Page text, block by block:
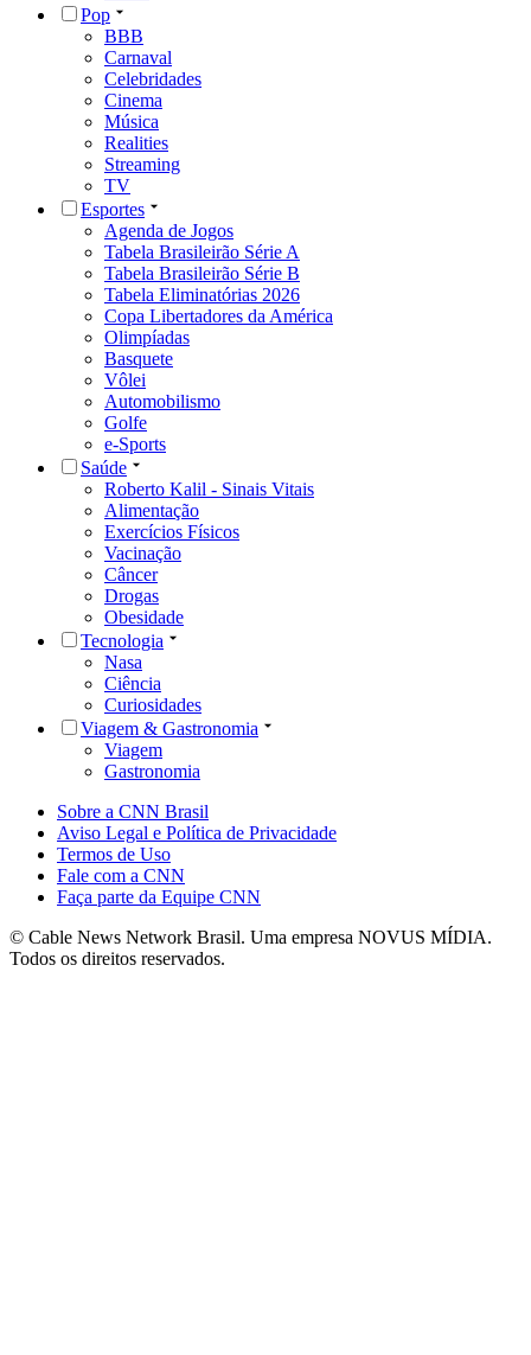
Pop
BBB
Carnaval
Celebridades
Cinema
Música
Realities
Streaming
TV
Esportes
Agenda de Jogos
Tabela Brasileirão Série A
Tabela Brasileirão Série B
Tabela Eliminatórias 2026
Copa Libertadores da América
Olimpíadas
Basquete
Vôlei
Automobilismo
Golfe
e-Sports
Saúde
Roberto Kalil - Sinais Vitais
Alimentação
Exercícios Físicos
Vacinação
Câncer
Drogas
Obesidade
Tecnologia
Nasa
Ciência
Curiosidades
Viagem & Gastronomia
Viagem
Gastronomia
Sobre a CNN Brasil
Aviso Legal e Política de Privacidade
Termos de Uso
Fale com a CNN
Faça parte da Equipe CNN
© Cable News Network Brasil. Uma empresa NOVUS MÍDIA.
Todos os direitos reservados.